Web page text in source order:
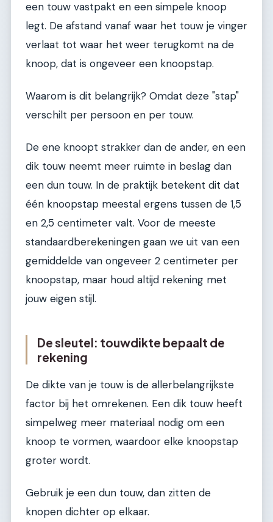
een touw vastpakt en een simpele knoop
legt. De afstand vanaf waar het touw je vinger
verlaat tot waar het weer terugkomt na de
knoop, dat is ongeveer een knoopstap.
Waarom is dit belangrijk? Omdat deze "stap"
verschilt per persoon en per touw.
De ene knoopt strakker dan de ander, en een
dik touw neemt meer ruimte in beslag dan
een dun touw. In de praktijk betekent dit dat
één knoopstap meestal ergens tussen de 1,5
en 2,5 centimeter valt. Voor de meeste
standaardberekeningen gaan we uit van een
gemiddelde van ongeveer 2 centimeter per
knoopstap, maar houd altijd rekening met
jouw eigen stijl.
De sleutel: touwdikte bepaalt de
rekening
De dikte van je touw is de allerbelangrijkste
factor bij het omrekenen. Een dik touw heeft
simpelweg meer materiaal nodig om een
knoop te vormen, waardoor elke knoopstap
groter wordt.
Gebruik je een dun touw, dan zitten de
knopen dichter op elkaar.